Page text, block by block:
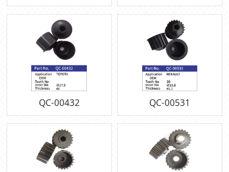
QC-00432 QC-00531